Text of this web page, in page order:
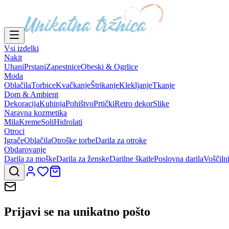
Vsi izdelki
Nakit
UhaniPrstaniZapestniceObeski & Ogrlice
Moda
OblačilaTorbiceKvačkanjeŠtrikanjeKlekljanjeTkanje
Dom & Ambient
DekoracijaKuhinjaPohištvoPrtičkiRetro dekorSlike
Naravna kozmetika
MilaKremeSoliHidrolati
Otroci
IgračeOblačilaOtroške torbeDarila za otroke
Obdarovanje
Darila za moškeDarila za ženskeDarilne škatlePoslovna darila
Prijavi se na unikatno pošto